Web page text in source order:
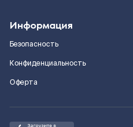
Информация
Безопасность
Конфиденциальность
Оферта